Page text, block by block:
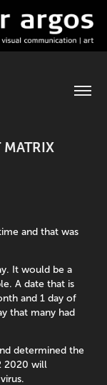
MATRIX
and that was
It would be a
A date that is
and 1 day of
that many had
determined the
2020 will